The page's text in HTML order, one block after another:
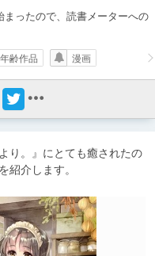
ったので、読書メーターへの
齢作品 漫画
り。』にとても癒されたの
紹介します。